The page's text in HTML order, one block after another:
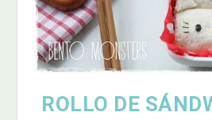
ROLLO DE